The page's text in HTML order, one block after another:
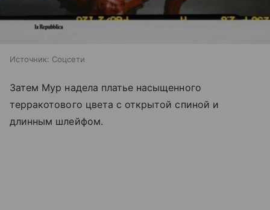
Источник: Соцсети
Затем Мур надела платье насыщенного
терракотового цвета с открытой спиной и
длинным шлейфом.